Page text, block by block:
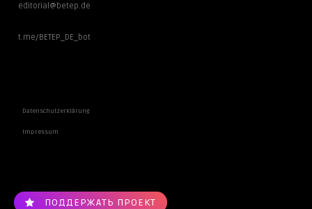
editorial@betep.de
t.me/BETEP_DE_bot
Datenschutzerklärung
Impressum
ПОДДЕРЖАТЬ ПРОЕКТ